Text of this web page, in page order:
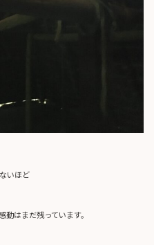
いほど
はまだ残っています。